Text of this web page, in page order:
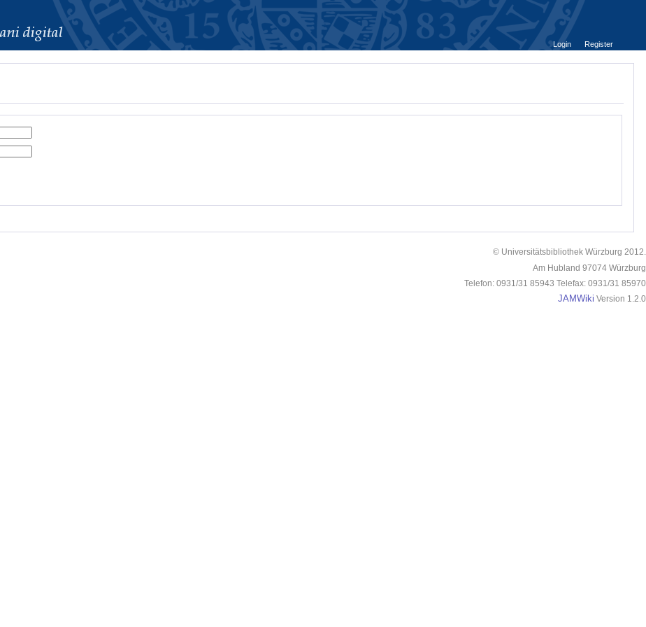
Login
Register
© Universitätsbibliothek Würzburg 2012.
Am Hubland 97074 Würzburg
Telefon: 0931/31 85943 Telefax: 0931/31 85970
JAMWiki Version 1.2.0